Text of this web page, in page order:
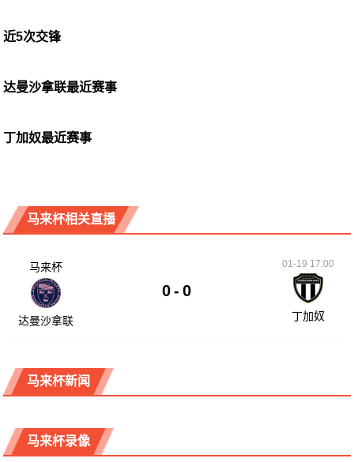
近5次交锋
达曼沙拿联最近赛事
丁加奴最近赛事
马来杯相关直播
马来杯
达曼沙拿联
0 - 0
01-19 17:00
丁加奴
马来杯新闻
马来杯录像